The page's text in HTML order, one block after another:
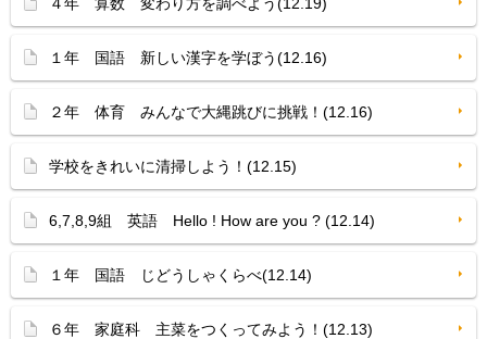
１年 国語 新しい漢字を学ぼう(12.16)
２年 体育 みんなで大縄跳びに挑戦！(12.16)
学校をきれいに清掃しよう！(12.15)
6,7,8,9組 英語 Hello ! How are you ? (12.14)
１年 国語 じどうしゃくらべ(12.14)
６年 家庭科 主菜をつくってみよう！(12.13)